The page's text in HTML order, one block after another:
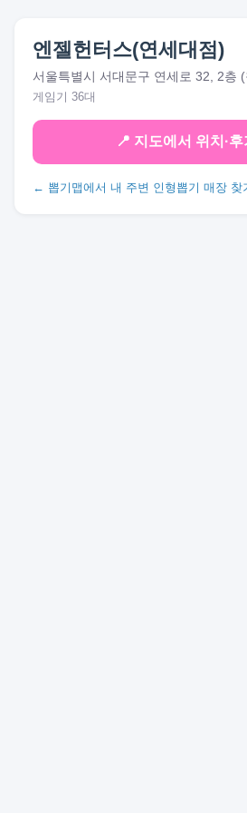
엔젤헌터스(연세대점)
서울특별시 서대문구 연세로 32, 2층
게임기 36대
📍 지도에서 위치·후
← 뽑기맵에서 내 주변 인형뽑기 매장 찾